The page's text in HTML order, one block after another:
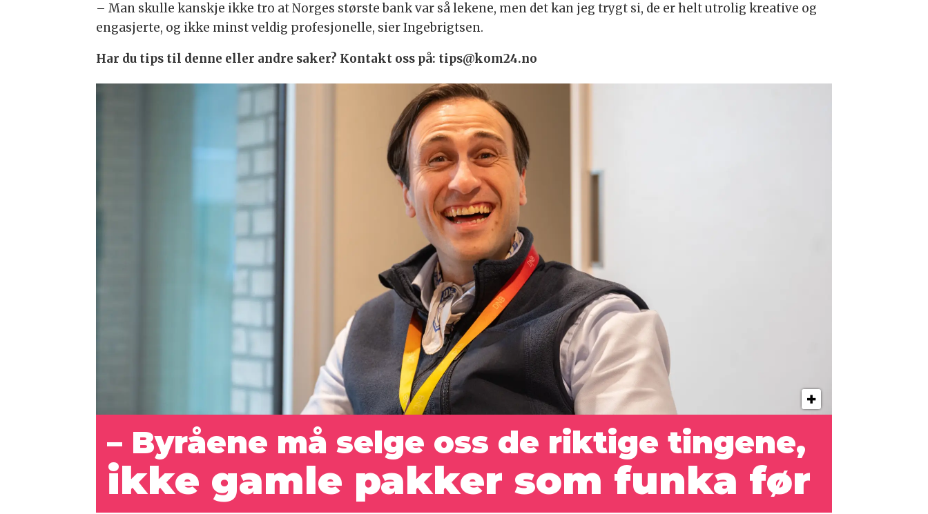
– Man skulle kanskje ikke tro at Norges største bank var så lekene, men det kan jeg trygt si, de er helt utrolig kreative og
engasjerte, og ikke minst veldig profesjonelle, sier Ingebrigtsen.
Har du tips til denne eller andre saker? Kontakt oss på: tips@kom24.no
– Byråene må selge oss de riktige tingene,
ikke gamle pakker som funka før